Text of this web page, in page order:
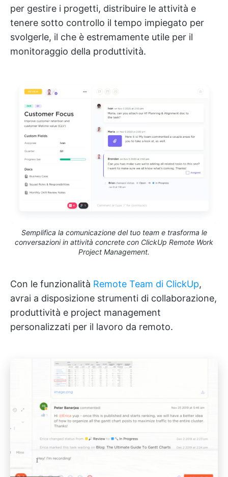
per gestire i progetti, distribuire le attività e
tenere sotto controllo il tempo impiegato per
svolgerle, il che è estremamente utile per il
monitoraggio della produttività.
Semplifica la comunicazione del tuo team e trasforma le
conversazioni in attività concrete con ClickUp Remote Work
Project Management.
Con le funzionalità Remote Team di ClickUp,
avrai a disposizione strumenti di collaborazione,
produttività e project management
personalizzati per il lavoro da remoto.